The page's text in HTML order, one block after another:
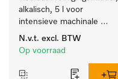
alkalisch, 5 l voor
intensieve machinale
reiniging van
laboratoriumglaswerk en -
N.v.t. excl. BTW
Op voorraad